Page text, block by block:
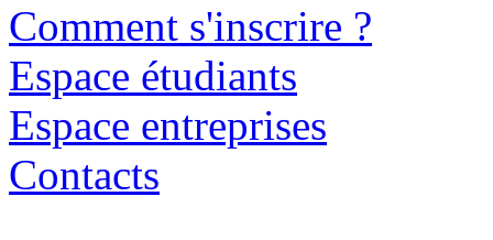
Comment s'inscrire ?
Espace étudiants
Espace entreprises
Contacts